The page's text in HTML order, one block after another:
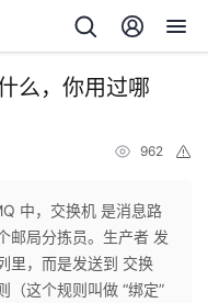
么，你用过哪
962
中，交换机 是消息路
邮局分拣员。生产者 发
里，而是发送到 交换
（这个规则叫做 “绑定”